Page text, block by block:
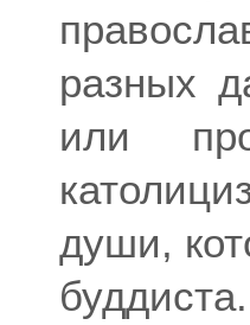
разных
или
души,